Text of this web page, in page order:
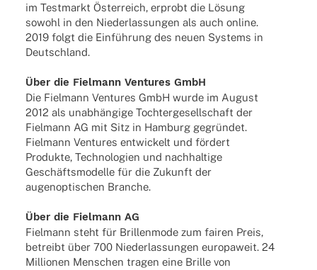
im Test­markt Öster­reich, erprobt die Lösung
sowohl in den Nieder­las­sun­gen als auch online.
2019 folgt die Einfüh­rung des neuen Systems in
Deutschland.
Über die Fiel­mann Ventures GmbH
Die Fiel­mann Ventures GmbH wurde im August
2012 als unab­hän­gige Toch­ter­ge­sell­schaft der
Fiel­mann AG mit Sitz in Hamburg gegrün­det.
Fiel­mann Ventures entwi­ckelt und fördert
Produkte, Tech­no­lo­gien und nach­hal­tige
Geschäfts­mo­delle für die Zukunft der
augen­op­ti­schen Branche.
Über die Fiel­mann AG
Fiel­mann steht für Bril­len­mode zum fairen Preis,
betreibt über 700 Nieder­las­sun­gen euro­pa­weit. 24
Millio­nen Menschen tragen eine Brille von